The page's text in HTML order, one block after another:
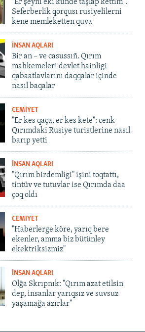
"Er şeyni eki künde taşlap kettim".
Seferberlik qorqusı rusiyelilerni
kene memleketten quva
İNSAN AQLARI
Bir an – ve casussıñ. Qırım
mahkemeleri devlet hainligi
qabaatlavlarını daqqalar içinde
nasıl baqalar
CEMİYET
"Er kes qaça, er kes kete": cenk
Qırımdaki Rusiye turistlerine nasıl
barıp yetti
İNSAN AQLARI
"Qırım birdemligi" işini toqtattı,
tintüv ve tutuvlar ise Qırımda daa
çoq oldı
CEMİYET
"Haberlerge köre, yarıq bere
ekenler, amma biz bütünley
ekektriksizmiz"
İNSAN AQLARI
Olğa Skrıpnık: "Qırım azat etilsin
dep, insanlar yarıqsız ve suvsuz
yaşamağa azırlar"